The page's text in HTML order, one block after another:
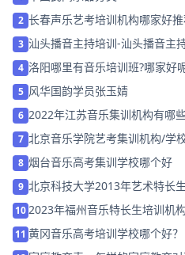
2 长春声乐艺考培训机构哪家好
3 汕头播音主持培训-汕头播音主
4 洛阳哪里有音乐培训班?哪家好
5 风华国韵学员张玉婧
6 2022年江苏音乐集训机构有哪
7 北京音乐学院艺考集训机构/学
8 烟台音乐高考集训学校哪个好
9 北京科技大学2013年艺术特长
102023年福州音乐特长生培训机
11 黄冈音乐高考培训学校哪个好？